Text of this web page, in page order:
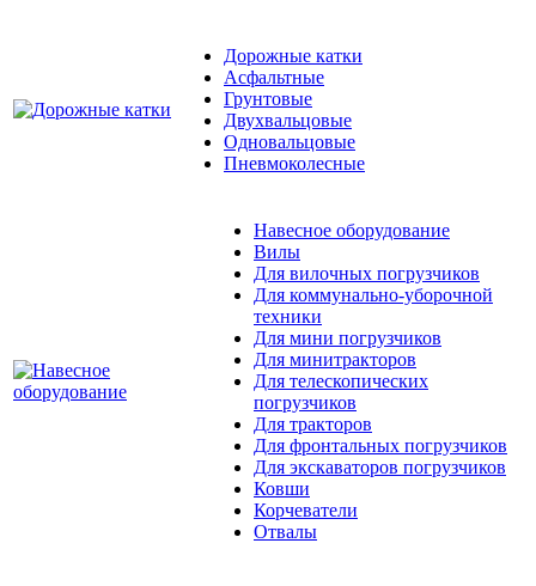
Дорожные катки
Асфальтные
Грунтовые
Двухвальцовые
Одновальцовые
Пневмоколесные
Навесное оборудование
Вилы
Для вилочных погрузчиков
Для коммунально-уборочной
техники
Для мини погрузчиков
Для минитракторов
Для телескопических
погрузчиков
Для тракторов
Для фронтальных погрузчиков
Для экскаваторов погрузчиков
Ковши
Корчеватели
Отвалы